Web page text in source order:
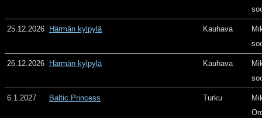
25.12.2026 Härmän kylpylä Kauhava
26.12.2026 Härmän kylpylä Kauhava
6.1.2027 Baltic Princess Turku